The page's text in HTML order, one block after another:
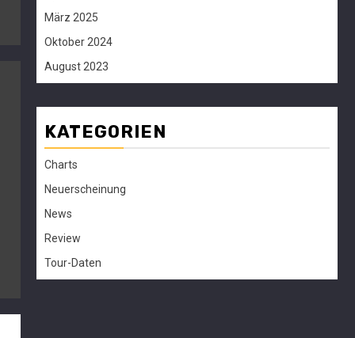
März 2025
Oktober 2024
August 2023
KATEGORIEN
Charts
Neuerscheinung
News
Review
Tour-Daten